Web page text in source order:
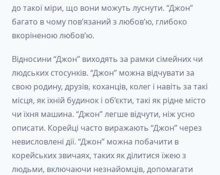
до такої міри, що вони можуть луснути. “Джон”
багато в чому пов’язаний з любов’ю, глибоко
вкоріненою любов’ю.
Відносини “Джон” виходять за рамки сімейних чи
людських стосунків. “Джон” можна відчувати за
свою родину, друзів, коханців, колег і навіть за такі
місця, як їхній будинок і об’єкти, такі як рідне місто
чи їхня машина. “Джон” легше відчути, ніж усно
описати. Корейці часто виражають “Джон” через
невисловлені дії. “Джон” можна побачити в
корейських звичаях, таких як ділитися їжею з
людьми, включаючи незнайомців, допомагати